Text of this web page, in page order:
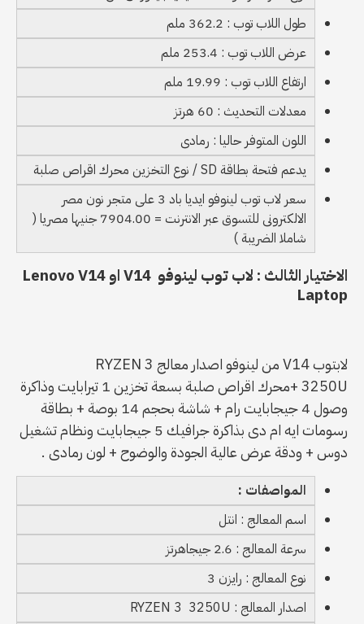
طول اللاب توب : 362.2 ملم
عرض اللاب توب : 253.4 ملم
ارتفاع اللاب توب : 19.99 ملم
معدلات التحديث : 60 هرتز
اللون المتوفر حاليا : رمادى
يدعم فتحة بطاقة SD / نوع التخزين محرك اقراص صلبة
سعر لاب توب لينوفو ايديا باد 3 على متجر نون مصر
الالكترونى للتسوق عبر الانترنت = 7904.00 جنيها مصريا (
شاملا الضريبة )
الاختيار الثالث : لاب توب لينوفو V14 او Lenovo V14
Laptop
لابتوب V14 من لينوفو اصدار معالج RYZEN 3
3250U+محرك اقراص صلبة بسعة تخزين 1 تيرابايت وذاكرة
وصول 4 جيجابايت رام + شاشة بحجم 14 بوصة + بطاقة
رسومات ايه ام دى بذاكرة جرافيك 5 جيجابايت ونظام تشغيل
دوس + ودقة عرض عالية الجودة والوضوح + لون رمادى .
المواصفات :
اسم المعالج : انتل
سرعة المعالج : 2.6 جيجاهرتز
نوع المعالج : رايزن 3
اصدار المعالج : RYZEN 3 3250U